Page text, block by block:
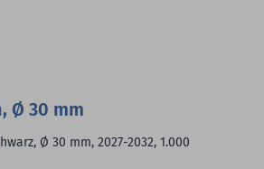
Ø 30 mm
Ø 30 mm, 2027-2032, 1.000